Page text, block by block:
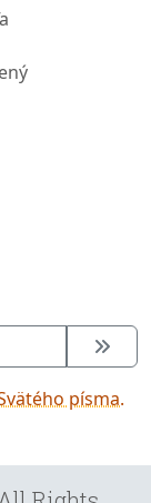
písma.